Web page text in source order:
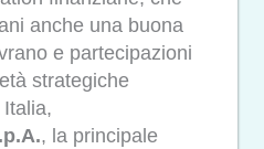
anche una buona
e partecipazioni
strategiche
, la principale